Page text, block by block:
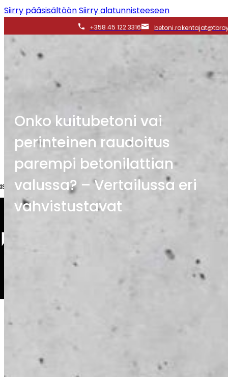
Siirry pääsisältöönSiirry alatunnisteeseen
+358 45 122 3316
taloyhtiöitä sekä yrityksiä.
Onko kuitubetoni vai
perinteinen raudoitus
parempi betonilattian
valussa? – Vertailussa eri
vahvistustavat